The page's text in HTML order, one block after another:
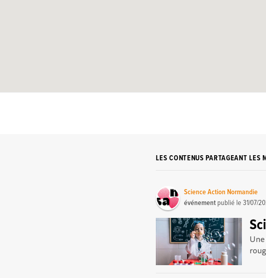
LES CONTENUS PARTAGEANT LES
Science Action Normandie
événement publié le31/07/